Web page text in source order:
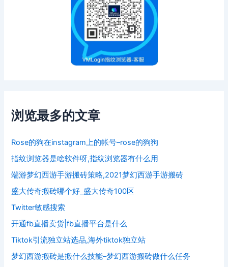
浏览最多的文章
Rose的狗在instagram上的帐号–rose的狗狗
指纹浏览器是啥软件呀,指纹浏览器有什么用
端游梦幻西游手游搬砖策略,2021梦幻西游手游搬砖
盛大传奇搬砖哪个好_盛大传奇100区
Twitter敏感搜索
开通fb直播卖货|fb直播平台是什么
Tiktok引流独立站选品,海外tiktok独立站
梦幻西游搬砖是搬什么技能–梦幻西游搬砖做什么任务